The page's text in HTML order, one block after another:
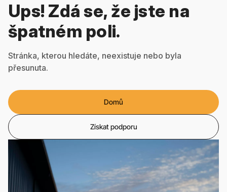
Ups! Zdá se, že jste na
špatném poli.
Stránka, kterou hledáte, neexistuje nebo byla
přesunuta.
Domů
Získat podporu